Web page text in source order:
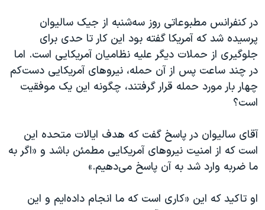
در کنفرانس مطبوعاتی روز سه‌شنبه از جیک سالیوان
پرسیده شد که آمریکا گفته بود این کار تا حدی برای
جلوگیری از حملات دیگر علیه نظامیان آمریکایی است. اما
در چند ساعت پس از آن حمله، نیروهای آمریکایی دست‌کم
چهار بار مورد حمله قرار گرفتند، چگونه این یک موفقیت
است؟
آقای سالیوان در پاسخ گفت که هدف ایالات متحده این
است که از امنیت نیروهای آمریکایی مطمئن باشد و «اگر به
ما ضربه وارد شد به آن پاسخ می‌دهیم.»
او تاکید که این «کاری است که ما انجام داده‌ایم و این